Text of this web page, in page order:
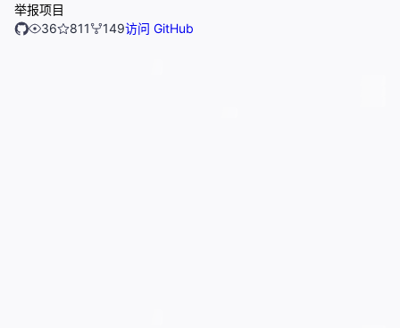
举报项目
36
811 149访问 GitHub